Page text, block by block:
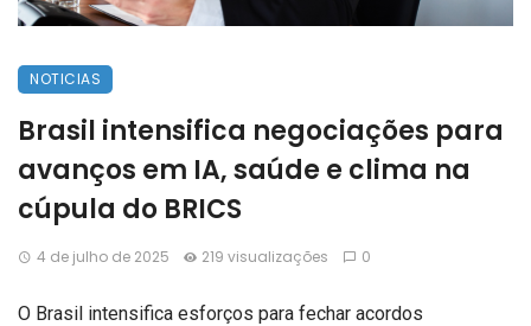
NOTICIAS
Brasil intensifica negociações para
avanços em IA, saúde e clima na
cúpula do BRICS
4 de julho de 2025 219 visualizações 0
O Brasil intensifica esforços para fechar acordos